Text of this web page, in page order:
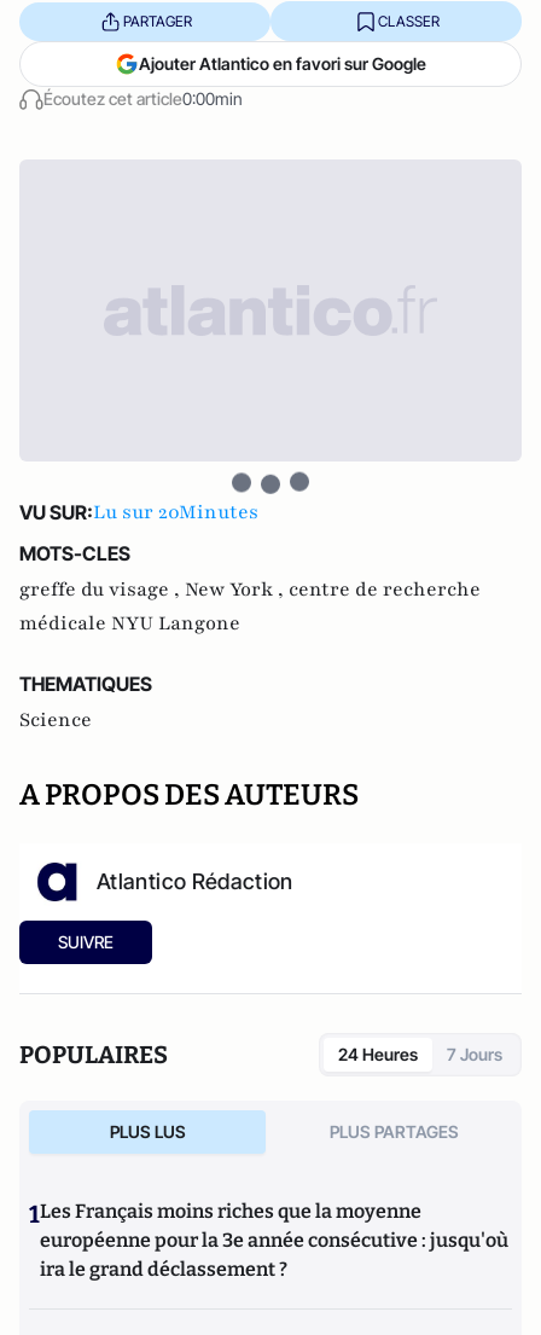
Écoutez cet article0:00min
PARTAGER CLASSER
Ajouter Atlantico en favori sur Google
VU SUR:Lu sur 20Minutes
MOTS-CLES
greffe du visage , New York , centre de recherche
médicale NYU Langone
THEMATIQUES
Science
A PROPOS DES AUTEURS
Atlantico Rédaction
SUIVRE
POPULAIRES 24 Heures 7 Jours
PLUS LUS PLUS PARTAGES
1Les Français moins riches que la moyenne
européenne pour la 3e année consécutive : jusqu'où
ira le grand déclassement ?